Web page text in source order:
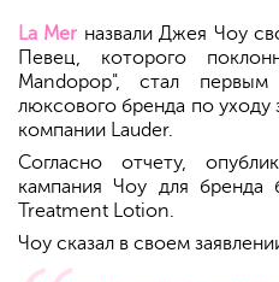
La Mer назвали Джея Чоу
Певец, которого
Mandopop", стал первым
люксового бренда по
компании Lauder.
Согласно отчету,
кампания Чоу для бренда
Treatment Lotion.
Чоу сказал в своем